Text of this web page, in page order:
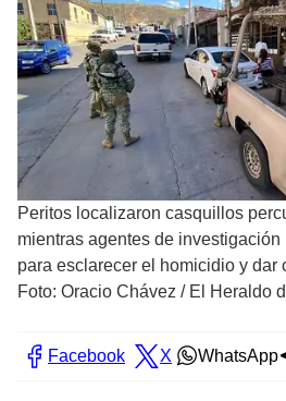
Peritos localizaron casquillos
mientras agentes de
para esclarecer el homicidio y dar
Foto: Oracio Chávez / El Heraldo
Facebook X WhatsApp